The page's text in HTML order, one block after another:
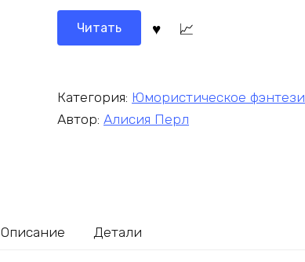
Читать
Категория: Юмористическое фэнтези
Автор: Алисия Перл
Описание Детали